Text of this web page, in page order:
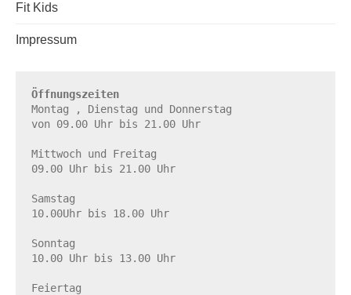
Fit Kids
Impressum
Öffnungszeiten
Montag , Dienstag und Donnerstag
von 09.00 Uhr bis 21.00 Uhr
Mittwoch und Freitag
09.00 Uhr bis 21.00 Uhr
Samstag
10.00Uhr bis 18.00 Uhr
Sonntag
10.00 Uhr bis 13.00 Uhr
Feiertag